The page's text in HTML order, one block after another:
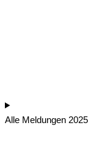
Alle Meldungen 2025